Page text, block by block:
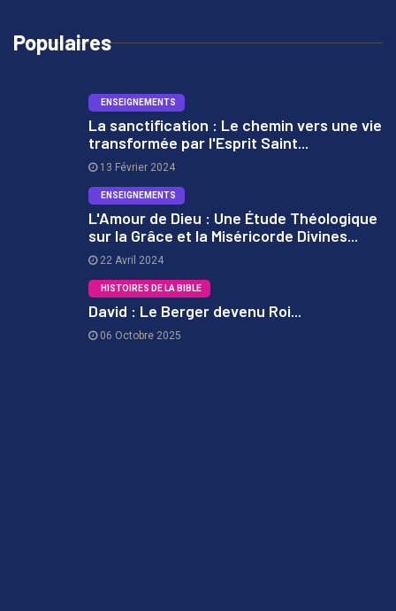
Populaires
ENSEIGNEMENTS
La sanctification : Le chemin vers une vie
transformée par l'Esprit Saint...
13 Février 2024
ENSEIGNEMENTS
L'Amour de Dieu : Une Étude Théologique
sur la Grâce et la Miséricorde Divines...
22 Avril 2024
HISTOIRES DE LA BIBLE
David : Le Berger devenu Roi...
06 Octobre 2025